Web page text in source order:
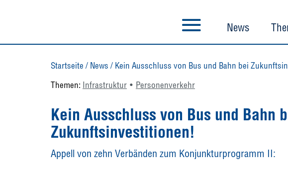
News
Startseite / News / Kein Ausschluss von Bus und Bahn bei
Themen: Infrastruktur Personenverkehr
Kein Ausschluss von Bus und Bahn
Zukunftsinvestitionen!
Appell von zehn Verbänden zum Konjunkturprogramm II: